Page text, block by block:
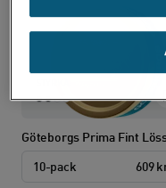
Göteborgs Prima Fint
10-pack 609